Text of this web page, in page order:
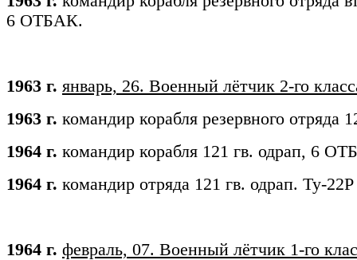
6 ОТБАК.
1963 г. январь, 26. Военный лётчик 2-го
1963 г. командир корабля резервного
1964 г. командир корабля 121 гв. одрап, 6
1964 г. командир отряда 121 гв. одрап. Ту-22Р
1964 г. февраль, 07. Военный лётчик 1-го